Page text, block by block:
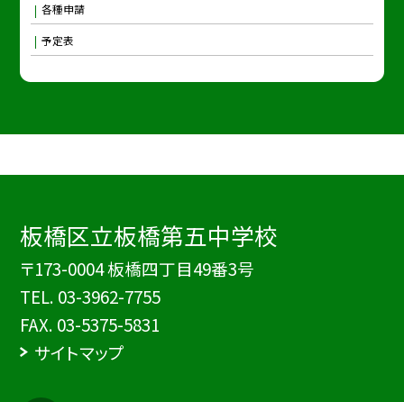
各種申請
予定表
板橋区立板橋第五中学校
〒173-0004 板橋四丁目49番3号
TEL. 03-3962-7755
FAX. 03-5375-5831
サイトマップ